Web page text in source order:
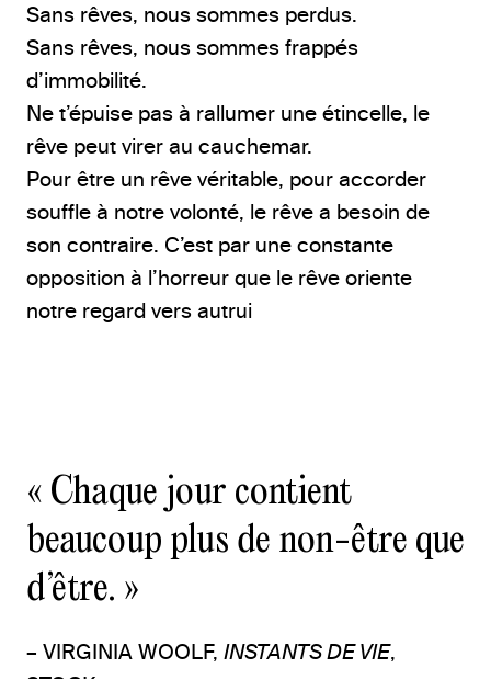
Sans rêves, nous sommes perdus.
Sans rêves, nous sommes frappés
d’immobilité.
Ne t’épuise pas à rallumer une étincelle, le
rêve peut virer au cauchemar.
Pour être un rêve véritable, pour accorder
souffle à notre volonté, le rêve a besoin de
son contraire. C’est par une constante
opposition à l’horreur que le rêve oriente
notre regard vers autrui
« Chaque jour contient
beaucoup plus de non-être que
d’être. »
– VIRGINIA WOOLF, INSTANTS DE VIE,